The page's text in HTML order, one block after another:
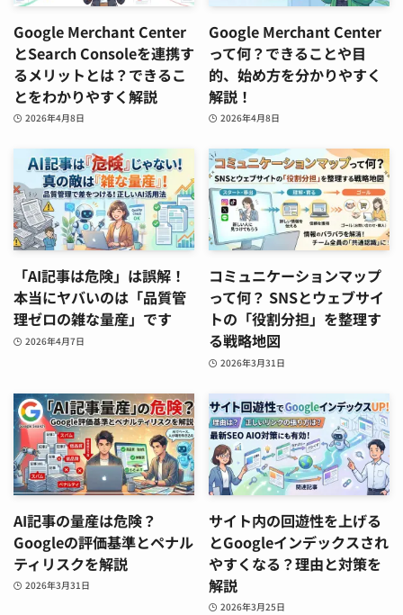
Google Merchant Center
とSearch Consoleを連携す
るメリットとは？できるこ
とをわかりやすく解説
2026年4月8日
Google Merchant Center
って何？できることや目
的、始め方を分かりやすく
解説！
2026年4月8日
「AI記事は危険」は誤解！
本当にヤバいのは「品質管
理ゼロの雑な量産」です
2026年4月7日
コミュニケーションマップ
って何？ SNSとウェブサイ
トの「役割分担」を整理す
る戦略地図
2026年3月31日
AI記事の量産は危険？
Googleの評価基準とペナル
ティリスクを解説
2026年3月31日
サイト内の回遊性を上げる
とGoogleインデックスされ
やすくなる？理由と対策を
解説
2026年3月25日